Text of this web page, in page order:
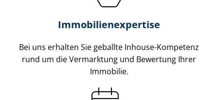
Im­mo­bi­li­en­ex­per­ti­se
Bei uns erhalten Sie geballte Inhouse-Kompetenz
rund um die Vermarktung und Bewertung Ihrer
Immobilie.